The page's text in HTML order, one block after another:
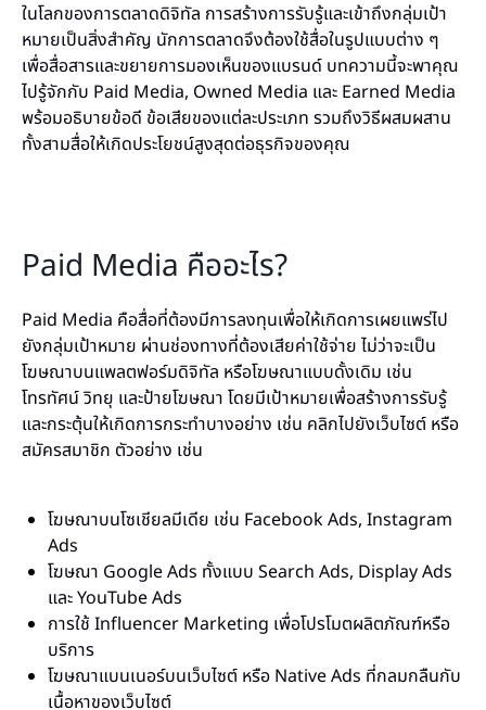
ในโลกของการตลาดดิจิทัล การสร้างการรับรู้และเข้าถึงกลุ่มเป้า
หมายเป็นสิ่งสำคัญ นักการตลาดจึงต้องใช้สื่อในรูปแบบต่าง ๆ
เพื่อสื่อสารและขยายการมองเห็นของแบรนด์ บทความนี้จะพาคุณ
ไปรู้จักกับ Paid Media, Owned Media และ Earned Media
พร้อมอธิบายข้อดี ข้อเสียของแต่ละประเภท รวมถึงวิธีผสมผสาน
ทั้งสามสื่อให้เกิดประโยชน์สูงสุดต่อธุรกิจของคุณ
Paid Media คืออะไร?
Paid Media คือสื่อที่ต้องมีการลงทุนเพื่อให้เกิดการเผยแพร่ไป
ยังกลุ่มเป้าหมาย ผ่านช่องทางที่ต้องเสียค่าใช้จ่าย ไม่ว่าจะเป็น
โฆษณาบนแพลตฟอร์มดิจิทัล หรือโฆษณาแบบดั้งเดิม เช่น
โทรทัศน์ วิทยุ และป้ายโฆษณา โดยมีเป้าหมายเพื่อสร้างการรับรู้
และกระตุ้นให้เกิดการกระทำบางอย่าง เช่น คลิกไปยังเว็บไซต์ หรือ
สมัครสมาชิก ตัวอย่าง เช่น
โฆษณาบนโซเชียลมีเดีย เช่น Facebook Ads, Instagram
Ads
โฆษณา Google Ads ทั้งแบบ Search Ads, Display Ads
และ YouTube Ads
การใช้ Influencer Marketing เพื่อโปรโมตผลิตภัณฑ์หรือ
บริการ
โฆษณาแบนเนอร์บนเว็บไซต์ หรือ Native Ads ที่กลมกลืนกับ
เนื้อหาของเว็บไซต์